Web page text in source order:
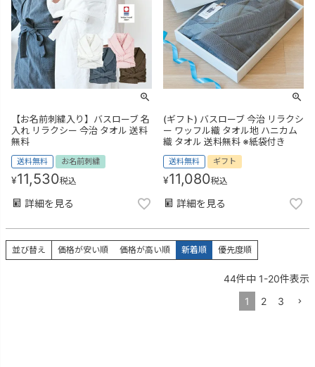
【お名前刺繍入り】バスローブ 名
入れ リラクシー 今治 タオル 送料
無料
送料無料 お名前刺繍
¥11,530税込
詳細を見る
(ギフト) バスローブ 今治 リラクシ
ー ワッフル織 タオル地 ハニカム
織 タオル 送料無料 ※紙袋付き
送料無料 ギフト
¥11,080税込
詳細を見る
並び替え 価格が安い順 価格が高い順 新着順 優先度順
44件中 1-20件表示
1
2 3